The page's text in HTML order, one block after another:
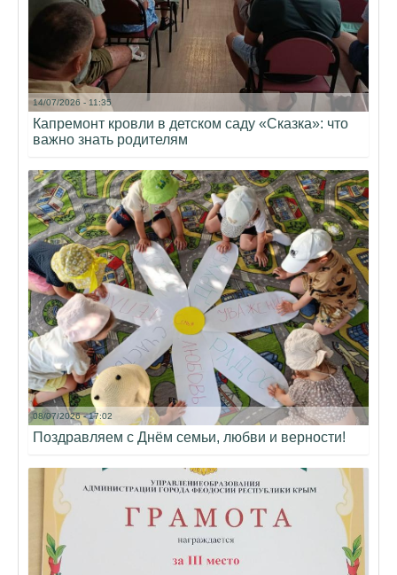
14/07/2026 - 11:35
Капремонт кровли в детском саду «Сказка»: что
важно знать родителям
08/07/2026 - 17:02
Поздравляем с Днём семьи, любви и верности!